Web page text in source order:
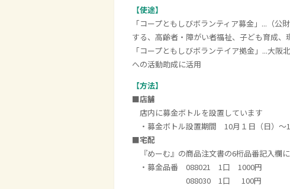
【使途】
「コープともしびボランティア募金」...（
する、高齢者・障がい者福祉、子ども育成
「コープともしびボランテイア拠金」...大
への活動助成に活用
【方法】
■店舗
店内に募金ボトルを設置しています
・募金ボトル設置期間 10月１日（日）～
■宅配
『めーむ』の商品注文書の6桁品番記入欄
・募金品番 088021 1口 1000円
088030 1口 100円